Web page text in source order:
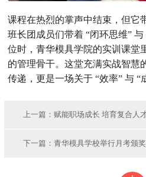
课程在热烈的掌声中结束，但它
班长团成员们带着 “闭环思维”
位时，青华模具学院的实训课堂
的管理骨干。这堂充满实战智慧
传递，更是一场关于 “效率” 与 “
上一篇： 赋能职场成长 培育复合人
圆满开展
下一篇： 青华模具学校举行月考颁